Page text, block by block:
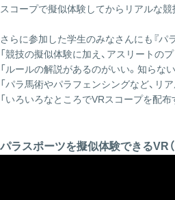
スコープで擬似体験してからリアルな競
さらに参加した学生のみなさんにも『パ
「競技の擬似体験に加え、アスリートの
「ルールの解説があるのがいい。知らな
「パラ馬術やパラフェンシングなど、リ
「いろいろなところでVRスコープを配
パラスポーツを擬似体験できるVR